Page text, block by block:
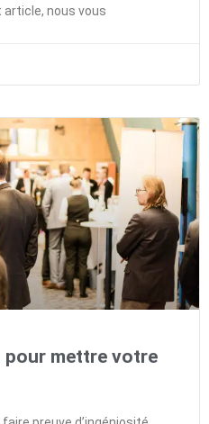
article, nous vous
pour mettre votre